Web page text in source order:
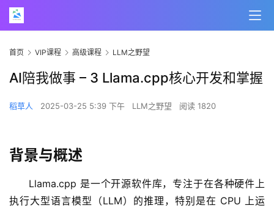
首页 VIP课程 高级课程 LLM之野望
AI陪我做事 – 3 Llama.cpp核心开发和掌握
稻草人 2025-03-25 5:39 下午 LLM之野望 阅读 1820
背景与概述
Llama.cpp 是一个开源软件库，专注于在各种硬件上
执行大型语言模型（LLM）的推理，特别是在 CPU 上运